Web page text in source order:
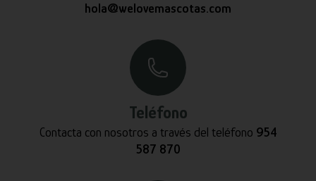
hola@welovemascotas.com
Teléfono
Contacta con nosotros a través del teléfono 954
587 870